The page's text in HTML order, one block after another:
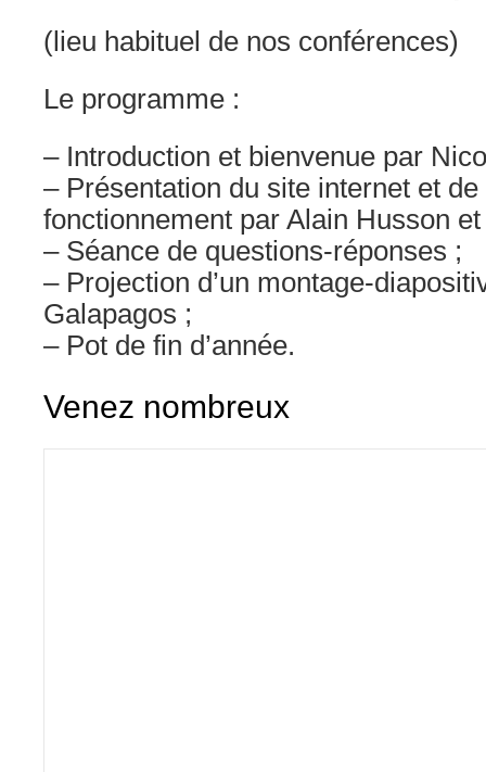
(lieu habituel de nos conférences)
Le programme :
– Introduction et bienvenue par
– Présentation du site internet et
fonctionnement par Alain Husson
– Séance de questions-réponses ;
– Projection d’un montage-
Galapagos ;
– Pot de fin d’année.
Venez nombreux